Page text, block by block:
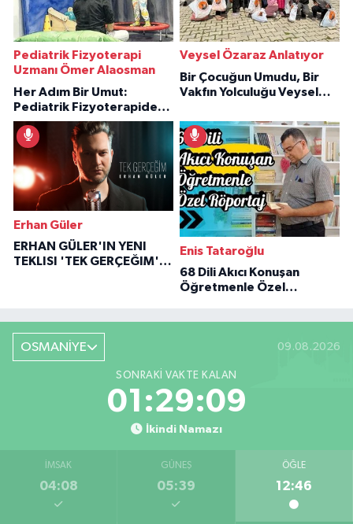
Pediatrik Fizyoterapi
Uzmanı Ömer Alaosman
Her Adım Bir Umut:
Pediatrik Fizyoterapiden
İlham Veren Hikâyeler
Veysel Özaraz Anlatıyor
Bir Çocuğun Umudu, Bir
Vakfın Yolculuğu Veysel
Erhan Güler
ERHAN GÜLER'IN YENI
TEKLISI 'TEK GERÇEĞIM'LE
Enis Tataroğlu
68 Dili Akıcı Konuşan
Öğretmenle Özel
OSMANİYE 09.08.2026
SONRAKI VAKTE KALAN
01:29:08
İkindi Namazı
İMSAK
04:08
GÜNEŞ
05:39
ÖĞLE
12:46